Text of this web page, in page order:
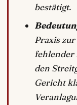
bestätigt.
Praxis
fehlender
den
Gericht